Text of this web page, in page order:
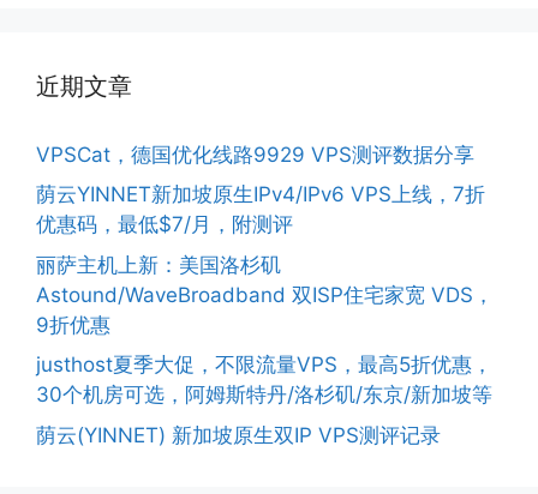
近期文章
VPSCat，德国优化线路9929 VPS测评数据分享
荫云YINNET新加坡原生IPv4/IPv6 VPS上线，7折
优惠码，最低$7/月，附测评
丽萨主机上新：美国洛杉矶
Astound/WaveBroadband 双ISP住宅家宽 VDS，
9折优惠
justhost夏季大促，不限流量VPS，最高5折优惠，
30个机房可选，阿姆斯特丹/洛杉矶/东京/新加坡等
荫云(YINNET) 新加坡原生双IP VPS测评记录